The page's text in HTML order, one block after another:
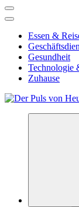
Essen &
Gesundheit
Technologie
Zuhause
Meldungen die